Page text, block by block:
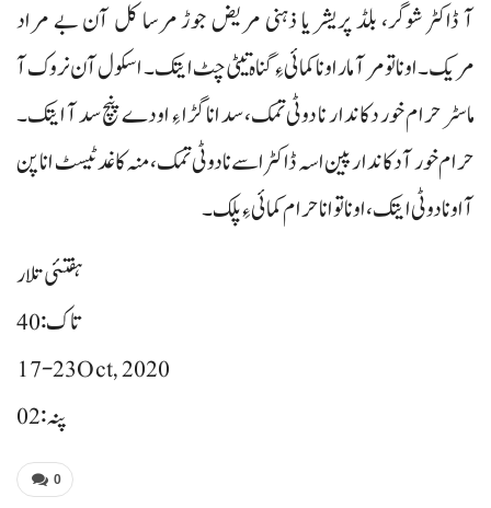
آ ڈاکٹر شوگر، بلڈ پریشر یا ذہنی مریض جوڑ مرسا کل آن بے مراد
مریک۔ اونا تومر آ مار اونا کمائی ءِ گناہ تیٹی چٹ ایتک۔ اسکول آن نروک آ
ماسٹر حرام خور دکاندار نا دوٹی تمک، سد انا گڑا ءِ اودے پنچ سد آ ایتک۔
حرام خور آ دکاندار پین اسہ ڈاکٹر اسے نا دوٹی تمک، منہ کاغد ٹیسٹ انا پن
آ اونا دوٹی ایتک، اونا تو انا حرام کمائی ءِ پلک۔
ہفتئی تلار
تاک: 40
17-23 Oct, 2020
پنہ: 02
0